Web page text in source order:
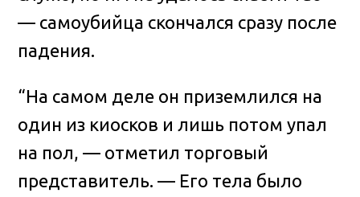
— самоубийца скончался сразу после
падения.
“На самом деле он приземлился на
один из киосков и лишь потом упал
на пол, — отметил торговый
представитель. — Его тела было